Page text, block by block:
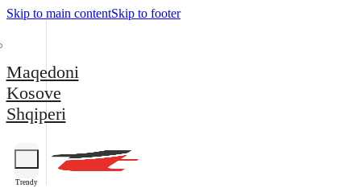
Skip to main contentSkip to footer
Maqedoni
Kosove
Shqiperi
Trendy